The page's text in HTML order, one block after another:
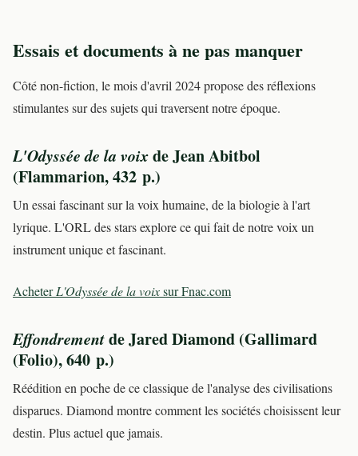
Essais et documents à ne pas manquer
Côté non-fiction, le mois d'avril 2024 propose des réflexions
stimulantes sur des sujets qui traversent notre époque.
L'Odyssée de la voixde Jean Abitbol
(Flammarion, 432 p.)
Un essai fascinant sur la voix humaine, de la biologie à l'art
lyrique. L'ORL des stars explore ce qui fait de notre voix un
instrument unique et fascinant.
AcheterL'Odyssée de la voixsur Fnac.com
Effondrementde Jared Diamond (Gallimard
(Folio), 640 p.)
Réédition en poche de ce classique de l'analyse des civilisations
disparues. Diamond montre comment les sociétés choisissent leur
destin. Plus actuel que jamais.